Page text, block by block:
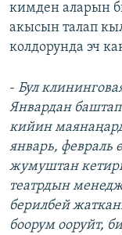
кимден аларын
акысын талап
колдорунда эч
- Бул
Январдан
кийин
январь, февраль
жумуштан
театрдын
берилбей
боорум ооруйт,